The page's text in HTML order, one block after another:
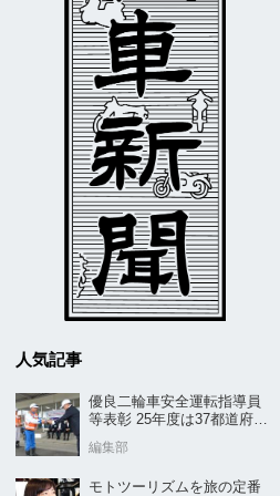
人気記事
優良二輪車安全運転指導員
等表彰 25年度は37都道府県
編集部
モトツーリズムを旅の定番